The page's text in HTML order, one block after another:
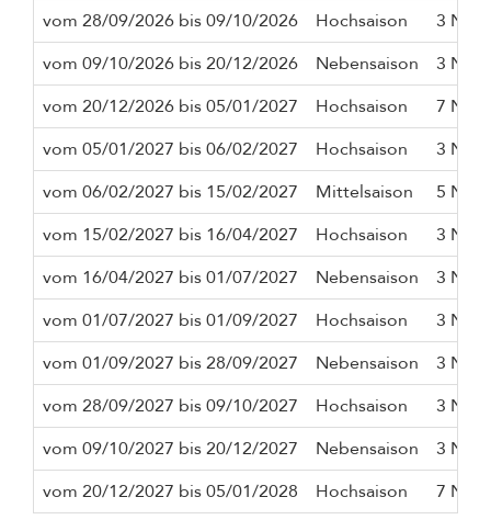
vom 28/09/2026 bis 09/10/2026
Hochsaison
3
vom 09/10/2026 bis 20/12/2026
Nebensaison
3
vom 20/12/2026 bis 05/01/2027
Hochsaison
7
vom 05/01/2027 bis 06/02/2027
Hochsaison
3
vom 06/02/2027 bis 15/02/2027
Mittelsaison
5
vom 15/02/2027 bis 16/04/2027
Hochsaison
3
vom 16/04/2027 bis 01/07/2027
Nebensaison
3
vom 01/07/2027 bis 01/09/2027
Hochsaison
3
vom 01/09/2027 bis 28/09/2027
Nebensaison
3
vom 28/09/2027 bis 09/10/2027
Hochsaison
3
vom 09/10/2027 bis 20/12/2027
Nebensaison
3
vom 20/12/2027 bis 05/01/2028
Hochsaison 7